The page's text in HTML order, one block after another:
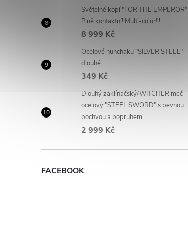
Světelné kopí "FOR THE EMPEROR"
Plně kontaktní! Multi-color!!!
8 999 Kč
Ocelové nunchaku "SILVER STEEL"
dlouhé
349 Kč
Dlouhý zaklínačský/WITCHER meč -
ocelový "STEEL SWORD" s pevnou
pochvou a popruhem!
2 999 Kč
FACEBOOK